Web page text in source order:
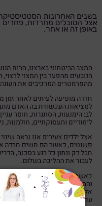
בשנים האחרונות
אצל הסובלים מחרדות, פחדים
באופן זה או אחר.
המצב הביטחוני בארצנו, הרוח
הנובעים מהפער בין המצוי
מהפרמטרים המרכיבים את
חרדה מופיעה לעיתים לאחר
למציאות העכשווית בה האדם
לב: הימנעות, הסתגרות, חוסר
לימודיים ותעסוקתיים, חולמנות,
אצל ילדים צעירים אנו נראה
פשוטים, כאשר הם חשים חרדה או
חבל דק ונתון כל רגע בסכנה,
לעבור את ההליכה בשלום.
כאשר אדם בכל גיל חש חרדה או
אלו מדברים על התגובה
עקב כך כאשר אנו נתונים לחרדה